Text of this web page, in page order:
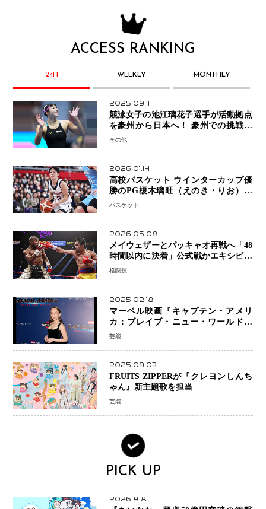
ACCESS RANKING
24H WEEKLY MONTHLY
2025.09.11
競泳女子の池江璃花子選手が活動拠点
を豪州から日本へ！ 豪州での挑戦を
糧に、28年ロサンゼルス五輪へ再始動
その他
2026.01.14
高校バスケット ウインターカップ優
勝のPG榎木璃旺（えのき・りお）が
プロの現場へ―。
バスケット
2026.05.08
メイウェザーとパッキャオ再戦へ「48
時間以内に決着」公式戦かエキシビシ
ョンか混迷続く
格闘技
2025.02.18
マーベル映画『キャプテン・アメリ
カ：ブレイブ・ニュー・ワールド』
新ブラック・ウィドウ役のシラ・ハー
芸能
2025.09.03
FRUITS ZIPPERが『クレヨンしんち
ゃん』新主題歌を担当
芸能
PICK UP
2026.8.8